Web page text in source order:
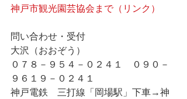
神戸市観光園芸協会まで（リンク）
問い合わせ・受付
大沢（おおぞう）
０７８－９５４－０２４１　０９０－
９６１９－０２４１
神戸電鉄　三打線「岡場駅」下車→神